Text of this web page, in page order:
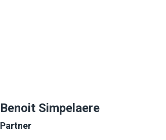
Benoit Simpelaere
Partner